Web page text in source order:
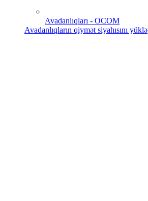
Avadanlıqları - OCOM
Avadanlıqların qiymət siyahısını yüklə